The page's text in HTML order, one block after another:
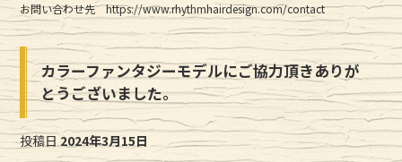
お問い合わせ先 https://www.rhythmhairdesign.com/contact
カラーファンタジーモデルにご協力頂きありが
とうございました。
投稿日2024年3月15日